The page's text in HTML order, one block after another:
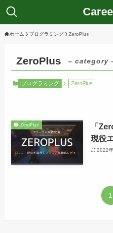
ホーム プログラミング ZeroPlus
ZeroPlus – category
プログラミング ZeroPlus
ZeroPlus
「
現役
2022
1